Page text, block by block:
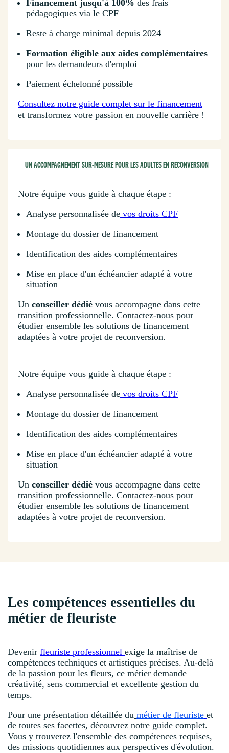
Financement jusqu'à 100% des frais
pédagogiques via le CPF
Reste à charge minimal depuis 2024
Formation éligible aux aides complémentaires
pour les demandeurs d'emploi
Paiement échelonné possible
Consultez notre guide complet sur le financement
et transformez votre passion en nouvelle carrière !
UN ACCOMPAGNEMENT SUR-MESURE POUR LES ADULTES EN RECONVERSION
Notre équipe vous guide à chaque étape :
Analyse personnalisée de vos droits CPF
Montage du dossier de financement
Identification des aides complémentaires
Mise en place d'un échéancier adapté à votre
situation
Un conseiller dédié vous accompagne dans cette
transition professionnelle. Contactez-nous pour
étudier ensemble les solutions de financement
adaptées à votre projet de reconversion.
Notre équipe vous guide à chaque étape :
Analyse personnalisée de vos droits CPF
Montage du dossier de financement
Identification des aides complémentaires
Mise en place d'un échéancier adapté à votre
situation
Un conseiller dédié vous accompagne dans cette
transition professionnelle. Contactez-nous pour
étudier ensemble les solutions de financement
adaptées à votre projet de reconversion.
Les compétences essentielles du
métier de fleuriste
Devenir fleuriste professionnel exige la maîtrise de
compétences techniques et artistiques précises. Au-delà
de la passion pour les fleurs, ce métier demande
créativité, sens commercial et excellente gestion du
temps.
Pour une présentation détaillée du métier de fleuriste et
de toutes ses facettes, découvrez notre guide complet.
Vous y trouverez l'ensemble des compétences requises,
des missions quotidiennes aux perspectives d'évolution.